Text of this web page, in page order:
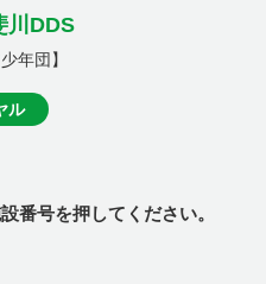
川DDS
年団】
ル
番号を押してください。